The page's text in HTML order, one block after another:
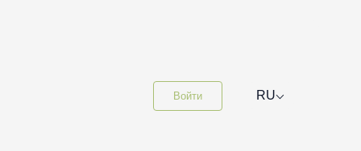
Войти RU⌵